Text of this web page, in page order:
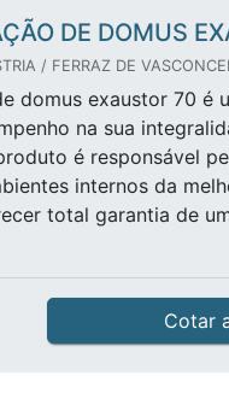
DE DOMUS
/ FERRAZ DE
domus exaustor 70 é
na sua
é responsável
internos da
total garantia de
Cotar